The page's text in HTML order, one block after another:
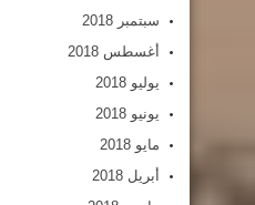
سبتمبر 2018
أغسطس 2018
يوليو 2018
يونيو 2018
مايو 2018
أبريل 2018